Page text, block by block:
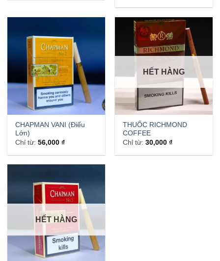
CHAPMAN VANI (Điếu
Lớn)
Chỉ từ:56,000₫
HẾT HÀNG
THUỐC RICHMOND
COFFEE
Chỉ từ:30,000₫
HẾT HÀNG